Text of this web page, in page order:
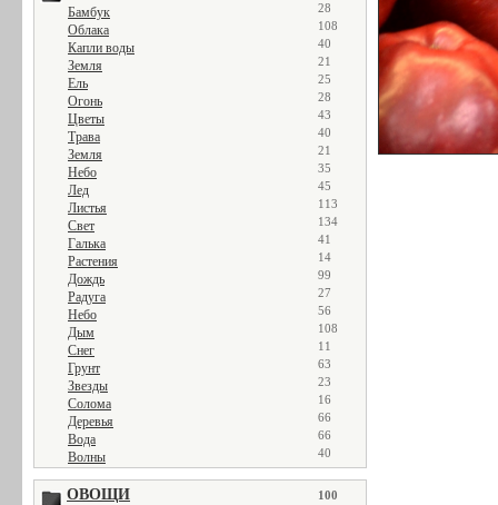
Бамбук 28
Облака 108
Капли воды 40
Земля 21
Ель 25
Огонь 28
Цветы 43
Трава 40
Земля 21
Небо 35
Лед 45
Листья 113
Свет 134
Галька 41
Растения 14
Дождь 99
Радуга 27
Небо 56
Дым 108
Снег 11
Грунт 63
Звезды 23
Солома 16
Деревья 66
Вода 66
Волны 40
ОВОЩИ 100